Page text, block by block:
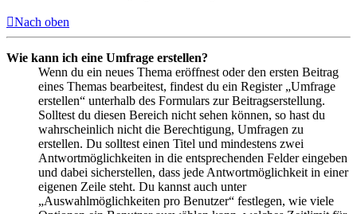
Nach oben
Wie kann ich eine Umfrage erstellen?
Wenn du ein neues Thema eröffnest oder den ersten Beitrag
eines Themas bearbeitest, findest du ein Register „Umfrage
erstellen“ unterhalb des Formulars zur Beitragserstellung.
Solltest du diesen Bereich nicht sehen können, so hast du
wahrscheinlich nicht die Berechtigung, Umfragen zu
erstellen. Du solltest einen Titel und mindestens zwei
Antwortmöglichkeiten in die entsprechenden Felder eingeben
und dabei sicherstellen, dass jede Antwortmöglichkeit in einer
eigenen Zeile steht. Du kannst auch unter
„Auswahlmöglichkeiten pro Benutzer“ festlegen, wie viele